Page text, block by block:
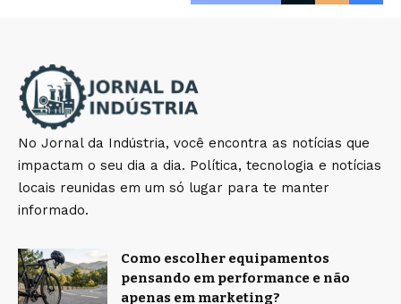
No Jornal da Indústria, você encontra as notícias que
impactam o seu dia a dia. Política, tecnologia e notícias
locais reunidas em um só lugar para te manter
informado.
Como escolher equipamentos
pensando em performance e não
apenas em marketing?